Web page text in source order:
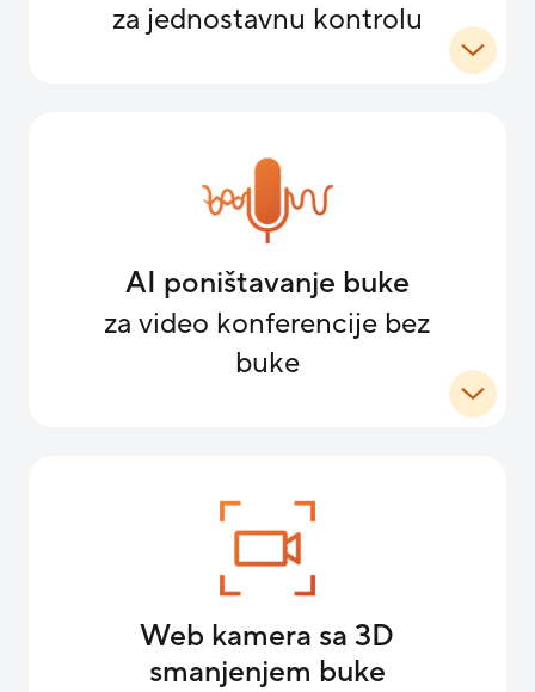
za jednostavnu kontrolu
AI poništavanje buke
za video konferencije bez
buke
Web kamera sa 3D
smanjenjem buke